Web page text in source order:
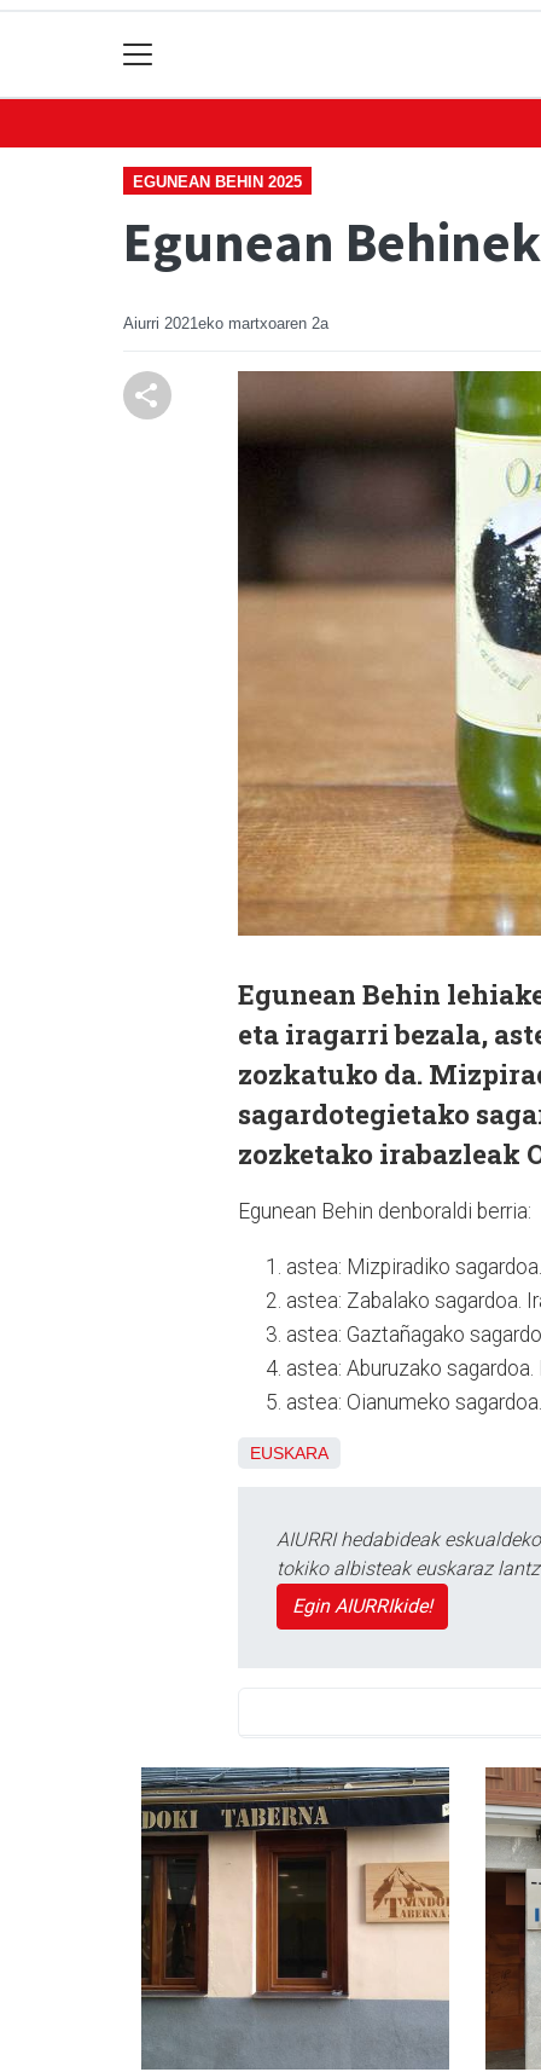
EGUNEAN BEHIN 2025
Egunean
Aiurri 2021eko martxoaren 2a
Egunean Behin
eta iragarri bezala,
zozkatuko da.
sagardotegietako
zozketako irabazleak
Egunean Behin denboraldi berria:
astea: Mizpiradiko
astea: Zabalako sagardoa.
astea: Gaztañagako
astea: Aburuzako
astea: Oianumeko
EUSKARA
AIURRI hedabideak
tokiko albisteak euskaraz
Egin AIURRIkide!